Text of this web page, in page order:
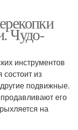
Чудо-
инструментов
состоит из
подвижные.
его
на